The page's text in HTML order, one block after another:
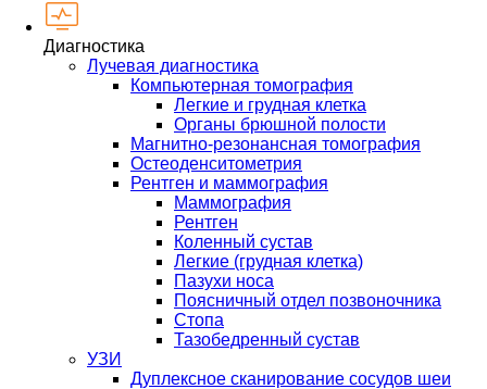
Диагностика
Лучевая диагностика
Компьютерная томография
Легкие и грудная клетка
Органы брюшной полости
Магнитно-резонансная томография
Остеоденситометрия
Рентген и маммография
Маммография
Рентген
Коленный сустав
Легкие (грудная клетка)
Пазухи носа
Поясничный отдел позвоночника
Стопа
Тазобедренный сустав
УЗИ
Дуплексное сканирование сосудов шеи